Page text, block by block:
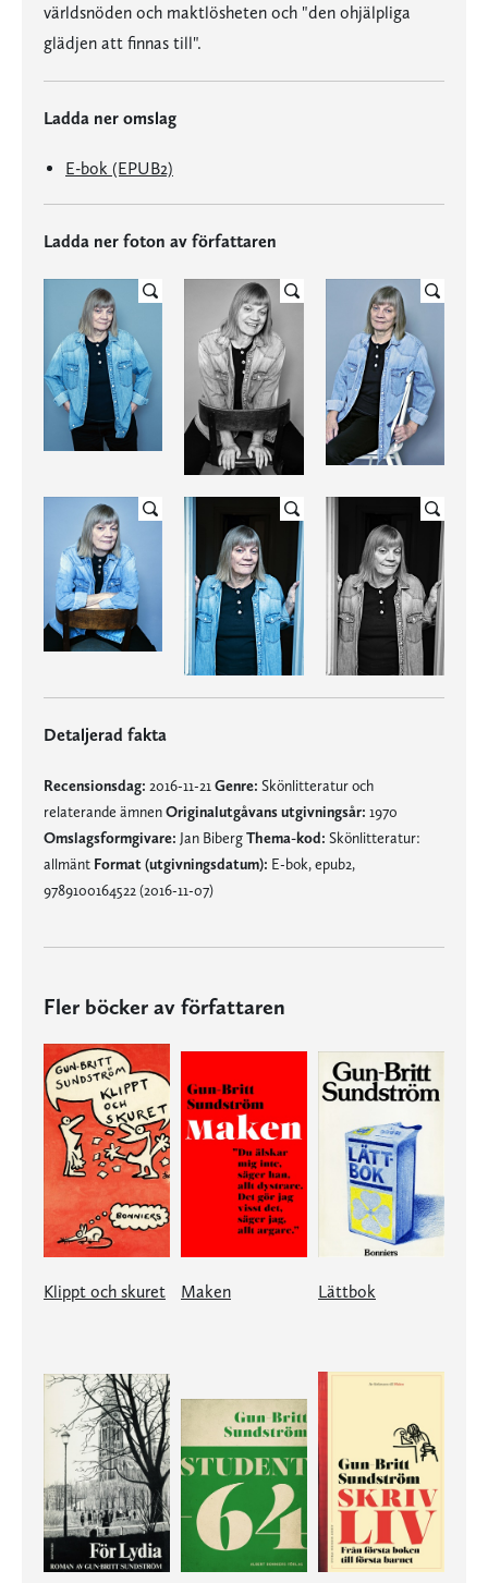
världsnöden och maktlösheten och "den ohjälpliga
glädjen att finnas till".
Ladda ner omslag
E-bok (EPUB2)
Ladda ner foton av författaren
Detaljerad fakta
Recensionsdag: 2016-11-21 Genre: Skönlitteratur och
relaterande ämnenOriginalutgåvans utgivningsår: 1970
Omslagsformgivare: Jan BibergThema-kod: Skönlitteratur:
allmänt Format (utgivningsdatum): E-bok, epub2,
9789100164522 (2016-11-07)
Fler böcker av författaren
Klippt och skuret Maken Lättbok